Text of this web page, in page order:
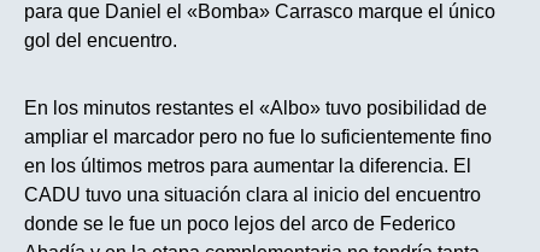
para que Daniel el «Bomba» Carrasco marque el único
gol del encuentro.
En los minutos restantes el «Albo» tuvo posibilidad de
ampliar el marcador pero no fue lo suficientemente fino
en los últimos metros para aumentar la diferencia. El
CADU tuvo una situación clara al inicio del encuentro
donde se le fue un poco lejos del arco de Federico